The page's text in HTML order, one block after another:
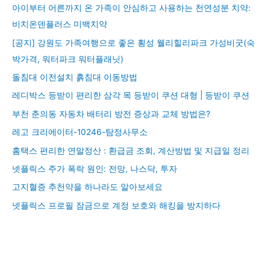
아이부터 어른까지 온 가족이 안심하고 사용하는 천연성분 치약:
비치온덴플러스 미백치약
[공지] 강원도 가족여행으로 좋은 횡성 웰리힐리파크 가성비굿(숙
박가격, 워터파크 워터플래닛)
돌침대 이전설치 흙침대 이동방법
레디박스 등받이 편리한 삼각 목 등받이 쿠션 대형 | 등받이 쿠션
부천 춘의동 자동차 배터리 방전 증상과 교체 방법은?
레고 크리에이터-10246-탐정사무소
홈택스 편리한 연말정산 : 환급금 조회, 계산방법 및 지급일 정리
넷플릭스 주가 폭락 원인: 전망, 나스닥, 투자
고지혈증 추천약을 하나라도 알아보세요
넷플릭스 프로필 잠금으로 계정 보호와 해킹을 방지하다